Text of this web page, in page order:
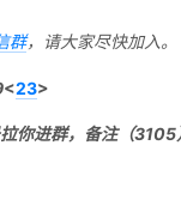
群，请大家尽快加入。
<23>
你进群，备注（3105